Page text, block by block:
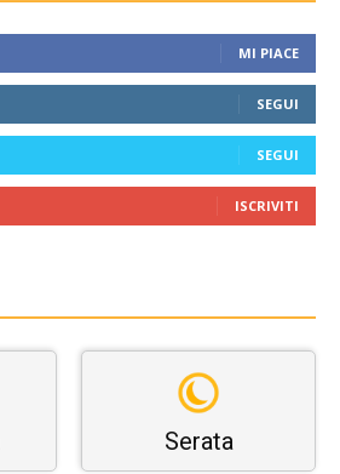
MI PIACE
SEGUI
SEGUI
ISCRIVITI
Serata